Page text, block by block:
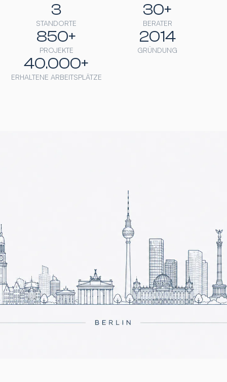
STANDORTE
3
BERATER
30+
PROJEKTE
850+
GRÜNDUNG
2014
ERHALTENE ARBEITSPLÄTZE
40.000+